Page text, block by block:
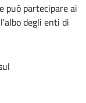
può partecipare ai
degli enti di